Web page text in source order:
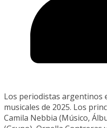
Los periodistas argentinos
musicales de 2025. Los
Camila Nebbia (Músico,